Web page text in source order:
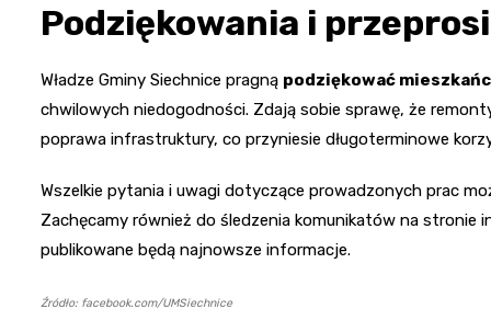
Podziękowania i
Władze Gminy Siechnice pragną podziękować
chwilowych niedogodności. Zdają sobie sprawę, że
poprawa infrastruktury, co przyniesie długoterminowe
Wszelkie pytania i uwagi dotyczące prowadzonych prac
Zachęcamy również do śledzenia komunikatów na stronie
publikowane będą najnowsze informacje.
Źródło: facebook.com/UMSiechnice